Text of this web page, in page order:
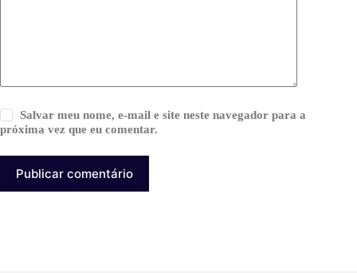
Salvar meu nome, e-mail e site neste navegador para a
próxima vez que eu comentar.
Publicar comentário